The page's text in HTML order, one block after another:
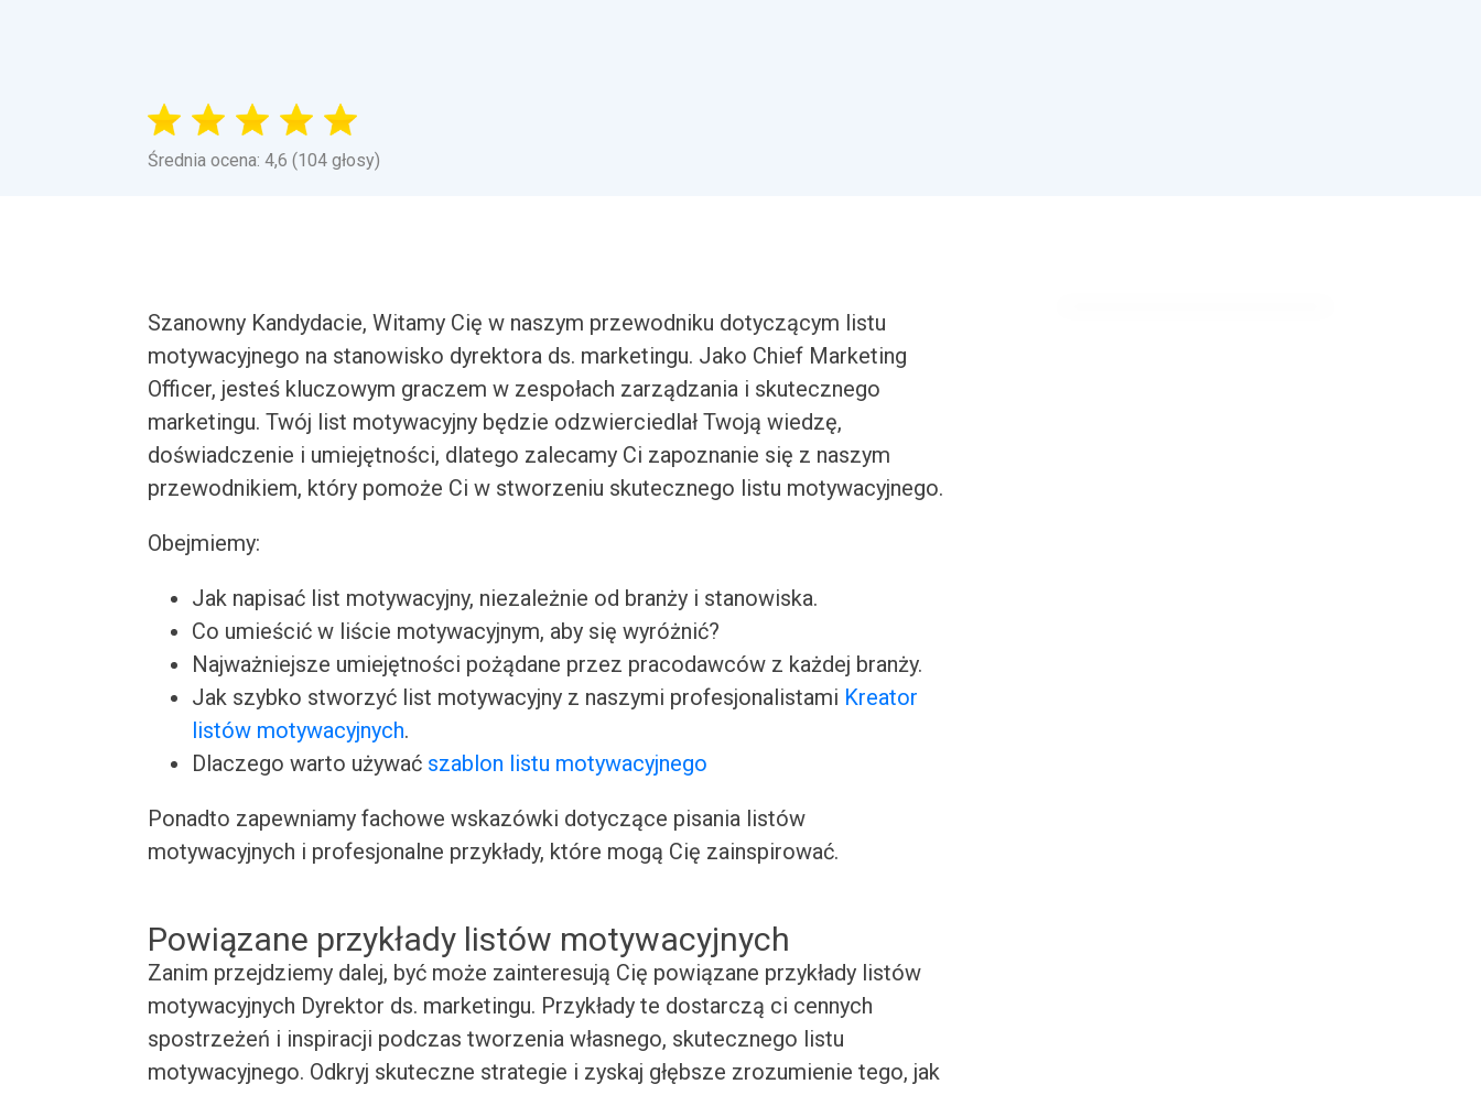
Średnia ocena: 4,6 (104 głosy)
Szanowny Kandydacie, Witamy Cię w naszym przewodniku dotyczącym listu
motywacyjnego na stanowisko dyrektora ds. marketingu. Jako Chief Marketing
Officer, jesteś kluczowym graczem w zespołach zarządzania i skutecznego
marketingu. Twój list motywacyjny będzie odzwierciedlał Twoją wiedzę,
doświadczenie i umiejętności, dlatego zalecamy Ci zapoznanie się z naszym
przewodnikiem, który pomoże Ci w stworzeniu skutecznego listu motywacyjnego.
Obejmiemy:
Jak napisać list motywacyjny, niezależnie od branży i stanowiska.
Co umieścić w liście motywacyjnym, aby się wyróżnić?
Najważniejsze umiejętności pożądane przez pracodawców z każdej branży.
Jak szybko stworzyć list motywacyjny z naszymi profesjonalistami Kreator
listów motywacyjnych.
Dlaczego warto używać szablon listu motywacyjnego
Ponadto zapewniamy fachowe wskazówki dotyczące pisania listów
motywacyjnych i profesjonalne przykłady, które mogą Cię zainspirować.
Powiązane przykłady listów motywacyjnych
Zanim przejdziemy dalej, być może zainteresują Cię powiązane przykłady listów
motywacyjnych Dyrektor ds. marketingu. Przykłady te dostarczą ci cennych
spostrzeżeń i inspiracji podczas tworzenia własnego, skutecznego listu
motywacyjnego. Odkryj skuteczne strategie i zyskaj głębsze zrozumienie tego, jak